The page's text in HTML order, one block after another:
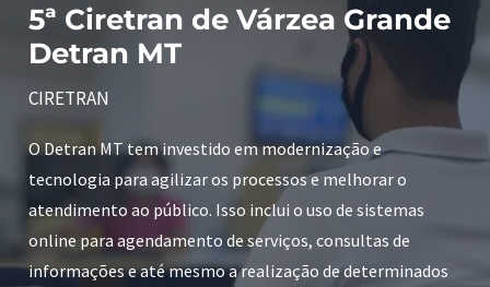
5ª Ciretran de Várzea Grande
Detran MT
CIRETRAN
O Detran MT tem investido em modernização e
tecnologia para agilizar os processos e melhorar o
atendimento ao público. Isso inclui o uso de sistemas
online para agendamento de serviços, consultas de
informações e até mesmo a realização de determinados